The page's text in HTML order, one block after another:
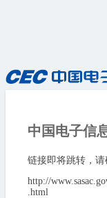
中国电子信
链接即将跳转，请
http://
.html